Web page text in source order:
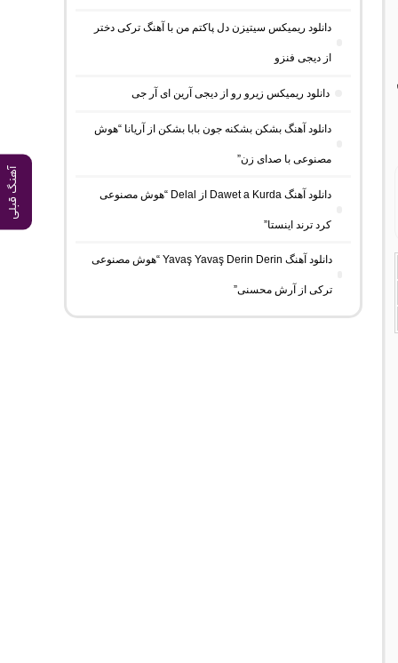
آهنگ قبلی
دانلود ریمیکس سیتیزن دل پاکتم من با آهنگ ترکی دختر
از دیجی فنزو
دانلود ریمیکس زیرو رو از دیجی آرین ای آر جی
دانلود آهنگ بشکن بشکنه جون بابا بشکن از آریانا “هوش
مصنوعی با صدای زن”
دانلود آهنگ Dawet a Kurda از Delal “هوش مصنوعی
کرد ترند اینستا”
دانلود آهنگ Yavaş Yavaş Derin Derin “هوش مصنوعی
ترکی از آرش محسنی”